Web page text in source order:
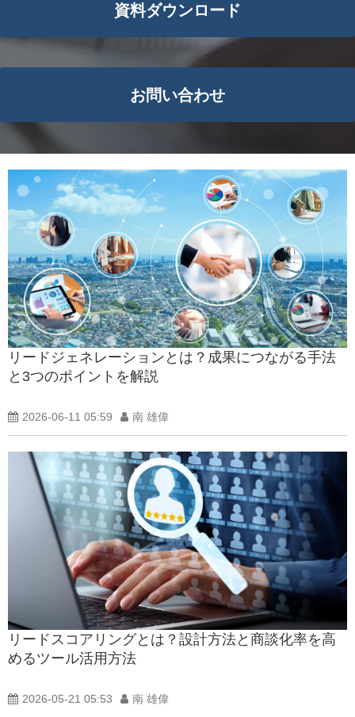
資料ダウンロード
お問い合わせ
リードジェネレーションとは？成果につながる手法
と3つのポイントを解説
2026-06-11 05:59 南 雄偉
リードスコアリングとは？設計方法と商談化率を高
めるツール活用方法
2026-05-21 05:53 南 雄偉